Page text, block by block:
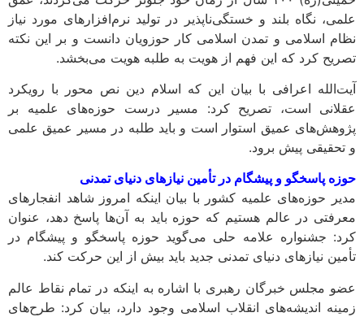
علمی، نگاه بلند و خستگی‌ناپذیر در تولید نرم‌افزارهای مورد نیاز
نظام اسلامی و تمدن اسلامی کار حوزویان دانست و بر این نکته
تصریح کرد که این فهم از هویت به طلبه هویت می‌بخشد.
آیت‌الله اعرافی با بیان این که اسلام دین نص محور با رویکرد
عقلانی است، تصریح کرد: مسیر درست حوزه‌های علمیه بر
پژوهش‌های عمیق استوار است و باید طلبه در مسیر عمیق علمی
و تحقیقی پیش برود.
حوزه پاسخگو و پیشگام در تأمین نیازهای دنیای تمدنی
مدیر حوزه‌های علمیه کشور با بیان اینکه امروز شاهد انفجارهای
معرفتی در عالم هستیم که حوزه باید به آن‌ها پاسخ دهد، عنوان
کرد: جشنواره علامه حلی می‌گوید حوزه پاسخگو و پیشگام در
تأمین نیازهای دنیای تمدنی جدید باید بیش از این حرکت کند.
عضو مجلس خبرگان رهبری با اشاره به اینکه در تمام نقاط عالم
زمینه اندیشه‌های انقلاب اسلامی وجود دارد، بیان کرد: طرح‌های